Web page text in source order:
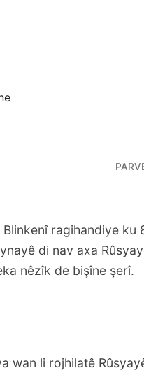
ragihandiye ku
di nav axa
nêzîk de bişîne şerî.
wan li rojhilatê